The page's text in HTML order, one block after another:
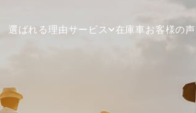
選ばれる理由 サービス 在庫車お客様の声